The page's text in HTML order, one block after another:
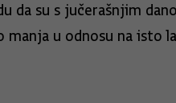
su s jučerašnjim
u odnosu na isto